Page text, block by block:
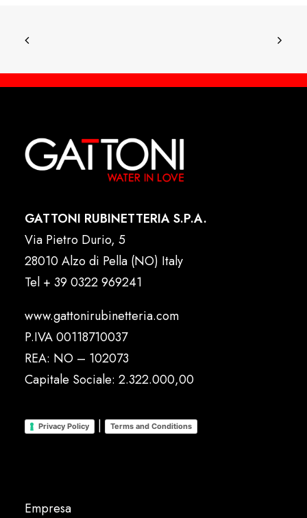
GATTONI RUBINETTERIA S.P.A.
Via Pietro Durio, 5
28010 Alzo di Pella (NO) Italy
Tel + 39 0322 969241
www.gattonirubinetteria.com
P.IVA 00118710037
REA: NO – 102073
Capitale Sociale: 2.322.000,00
Privacy Policy | Terms and Conditions
Empresa